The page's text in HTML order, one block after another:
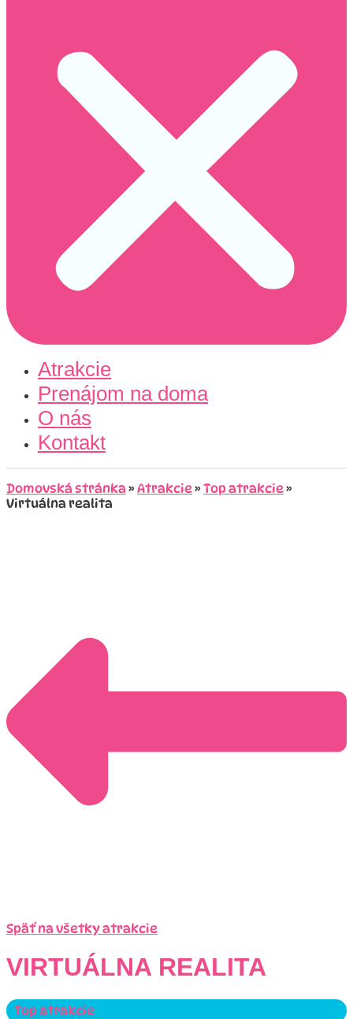
Atrakcie
Prenájom na doma
O nás
Kontakt
Domovská stránka » Atrakcie» Top atrakcie»
Virtuálna realita
Späť na všetky atrakcie
VIRTUÁLNA REALITA
Top atrakcie